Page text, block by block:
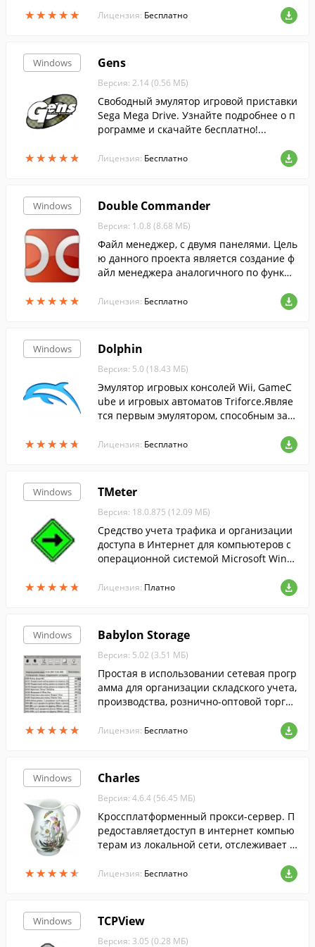
★★★★★
★★★★★ Лицензия: Бесплатно
Windows
★★★★★
★★★★★
Gens
Версия: 2.14 (0.56 МБ)
Свободный эмулятор игровой приставки
Sega Mega Drive. Узнайте подробнее о п
рограмме и скачайте бесплатно!...
Лицензия: Бесплатно
Windows
★★★★★
★★★★★
Double Commander
Версия: 1.0.8 (8.68 МБ)
Файл менеджер, с двумя панелями. Цель
ю данного проекта является создание ф
айл менеджера аналогичного по функци
имого с его плагинами.
Лицензия: Бесплатно
Windows
★★★★★
★★★★★
Dolphin
Версия: 5.0 (18.43 МБ)
Эмулятор игровых консолей Wii, GameC
ube и игровых автоматов Triforce.Являе
тся первым эмулятором, способным зап
е для платформ GameCube и Wii....
Лицензия: Бесплатно
Windows
★★★★★
★★★★★
TMeter
Версия: 18.0.875 (12.09 МБ)
Средство учета трафика и организации
доступа в Интернет для компьютеров с
операционной системой Microsoft Wind
Лицензия: Платно
Windows
★★★★★
★★★★★
Babylon Storage
Версия: 5.02 (3.51 МБ)
Простая в использовании сетевая прогр
амма для организации складского учета,
производства, рознично-оптовой торгов
з физические (Ethernet,Wi-Fi) или вир...
Лицензия: Бесплатно
Windows
★★★★★
★★★★★
Charles
Версия: 4.6.4 (56.45 МБ)
Кроссплатформенный прокси-сервер. П
редоставляетдоступ в интернет компью
терам из локальной сети, отслеживает п
ет проблемы при передаче данных. ...
Лицензия: Бесплатно
Windows TCPView
Версия: 3.05 (0.28 МБ)